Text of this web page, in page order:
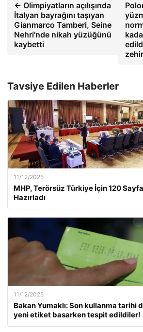
← Olimpiyatların açılışında
İtalyan bayrağını taşıyan
Gianmarco Tamberi, Seine
Nehri'nde nikah yüzüğünü
kaybetti
Tavsiye Edilen Haberler
11/12/2025
MHP, Terörsüz Türkiye İçin 120
Hazırladı
11/12/2025
Bakan Yumaklı: Son kullanma tarihi
yeni etiket basarken tespit edildiler!